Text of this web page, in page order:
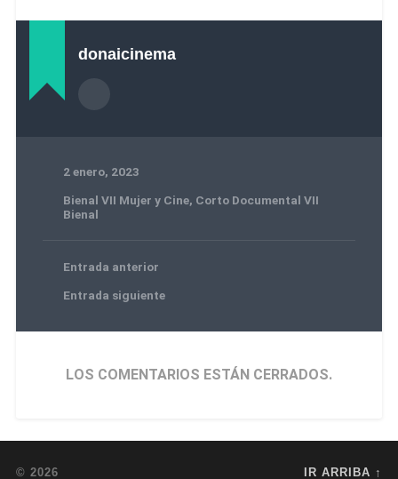
donaicinema
2 enero, 2023
Bienal VII Mujer y Cine, Corto Documental VII
Bienal
Entrada anterior
Entrada siguiente
LOS COMENTARIOS ESTÁN CERRADOS.
© 2026 IR ARRIBA ↑